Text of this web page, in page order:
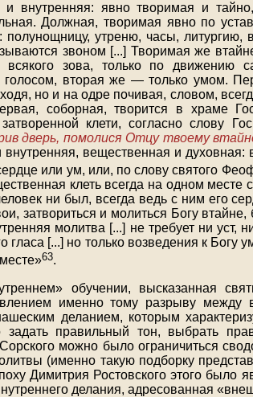
внутренняя: явно творимая и
Должная, творимая явно по
утреню, часы, литургию,
звоном [...] Творимая же
зова, только пo движению
голосом, вторая же — только умом.
но и на одре почивая, словом,
соборная, творится в храме
клети, согласно слову
дверь, помолися Отцу твоему
вещественная и духовная:
или ум, или, по слову святого
клеть всегда на одном месте
ни был, всегда ведь с ним его
затвориться и молиться Богу втайне,
молитва [...] не требует ни уст,
гласа [...] но только возведения к Богу
63.
обучении, высказанная
именно тому разрыву между
деланием, которым
правильный тон, выбрать
можно было ограничиться
(именно такую подборку
Димитрия Ростовского этого было
делания, адресованная